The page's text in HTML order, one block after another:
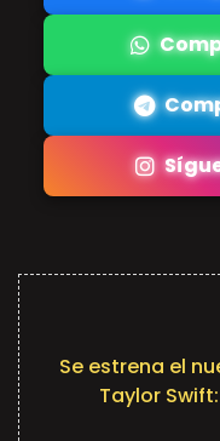
Se estrena el
Taylor